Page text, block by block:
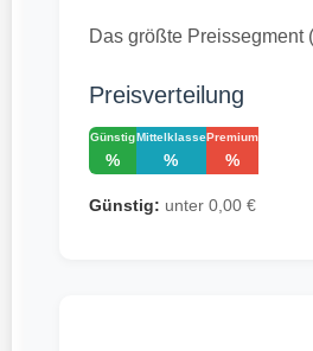
Das größte Preissegment
Preisverteilung
Günstig
%
Mittelklasse
%
Premium
%
Günstig: unter 0,00 €